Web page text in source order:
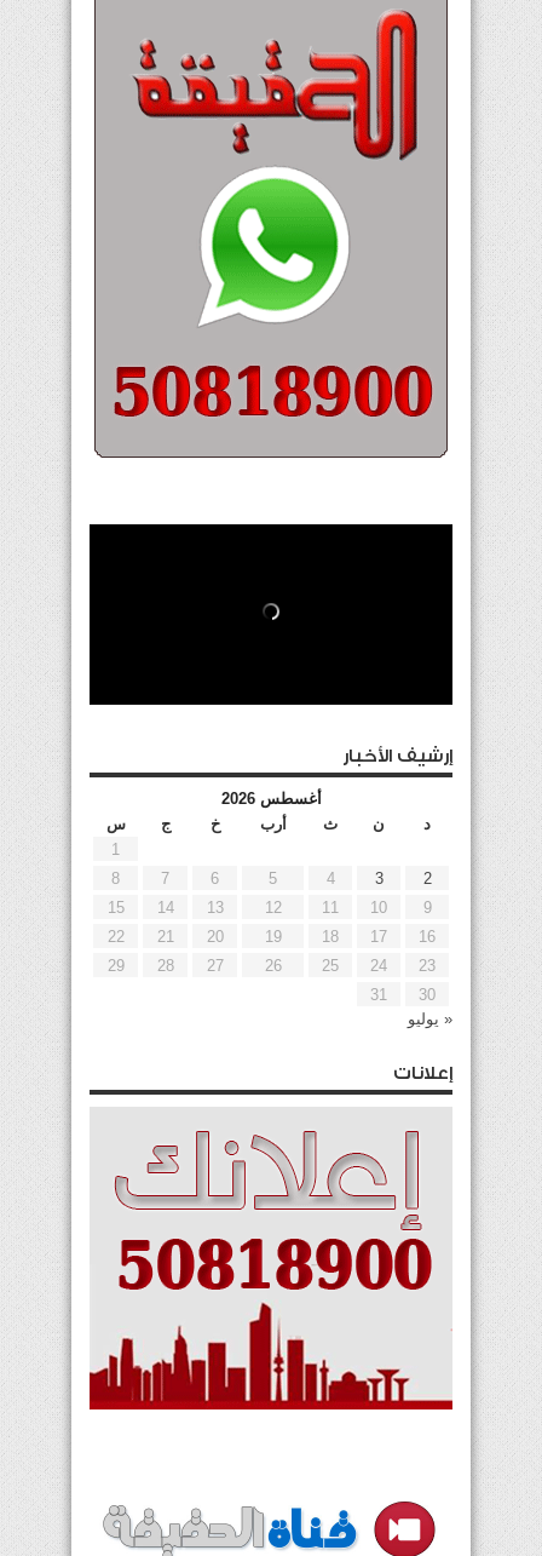
إرشيف الأخبار
أغسطس 2026
د
ن ث أرب خ ج
س
1
2
3
4
5
6
7
8
9
10
11
12
13
14
15
16
17
18
19
20
21
22
23
24
25
26
27
28
29
30
31
« يوليو
إعلانات